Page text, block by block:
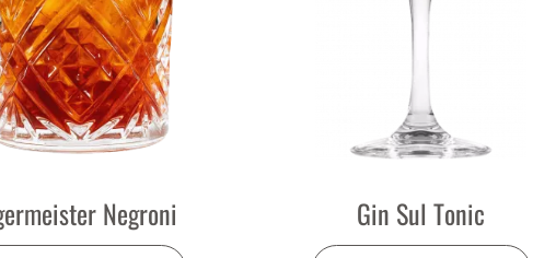
Negroni Gin Sul Tonic